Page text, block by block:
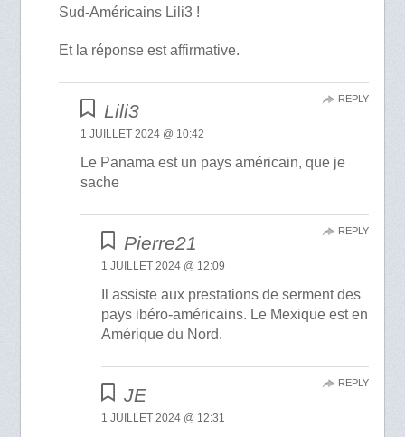
Sud-Américains Lili3 !
Et la réponse est affirmative.
Lili3
1 JUILLET 2024 @ 10:42
Le Panama est un pays américain, que je
sache
REPLY
Pierre21
1 JUILLET 2024 @ 12:09
Il assiste aux prestations de serment des
pays ibéro-américains. Le Mexique est en
Amérique du Nord.
REPLY
JE
1 JUILLET 2024 @ 12:31
REPLY